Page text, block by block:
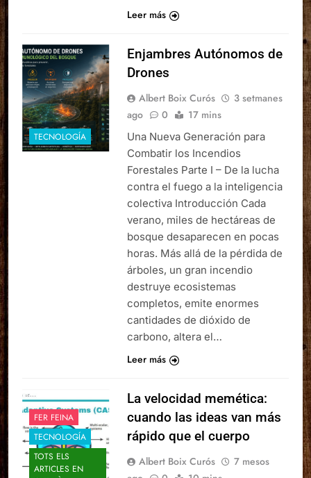
Leer más
TECNOLOGÍA
Enjambres Autónomos de
Drones
Albert Boix Curós
3 setmanes
ago
0 17 mins
Una Nueva Generación para
Combatir los Incendios
Forestales Parte I – De la lucha
contra el fuego a la inteligencia
colectiva Introducción Cada
verano, miles de hectáreas de
bosque desaparecen en pocas
horas. Más allá de la pérdida de
árboles, un gran incendio
destruye ecosistemas
completos, emite enormes
cantidades de dióxido de
carbono, altera el…
Leer más
FER FEINA
TECNOLOGÍA
TOTS ELS
ARTICLES EN
La velocidad memética:
cuando las ideas van más
rápido que el cuerpo
Albert Boix Curós
7 mesos